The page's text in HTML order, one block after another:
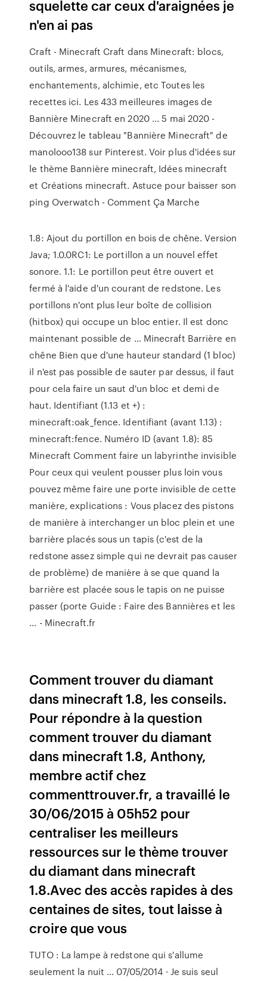
squelette car ceux d'araignées je
n'en ai pas
Craft - Minecraft Craft dans Minecraft: blocs,
outils, armes, armures, mécanismes,
enchantements, alchimie, etc Toutes les
recettes ici. Les 433 meilleures images de
Bannière Minecraft en 2020 ... 5 mai 2020 -
Découvrez le tableau "Bannière Minecraft" de
manolooo138 sur Pinterest. Voir plus d'idées sur
le thème Bannière minecraft, Idées minecraft
et Créations minecraft. Astuce pour baisser son
ping Overwatch - Comment Ça Marche
1.8: Ajout du portillon en bois de chêne. Version
Java; 1.0.0RC1: Le portillon a un nouvel effet
sonore. 1.1: Le portillon peut être ouvert et
fermé à l'aide d'un courant de redstone. Les
portillons n'ont plus leur boîte de collision
(hitbox) qui occupe un bloc entier. Il est donc
maintenant possible de … Minecraft Barrière en
chêne Bien que d'une hauteur standard (1 bloc)
il n'est pas possible de sauter par dessus, il faut
pour cela faire un saut d'un bloc et demi de
haut. Identifiant (1.13 et +) :
minecraft:oak_fence. Identifiant (avant 1.13) :
minecraft:fence. Numéro ID (avant 1.8): 85
Minecraft Comment faire un labyrinthe invisible
Pour ceux qui veulent pousser plus loin vous
pouvez même faire une porte invisible de cette
manière, explications : Vous placez des pistons
de manière à interchanger un bloc plein et une
barrière placés sous un tapis (c'est de la
redstone assez simple qui ne devrait pas causer
de problème) de manière à se que quand la
barrière est placée sous le tapis on ne puisse
passer (porte Guide : Faire des Bannières et les
... - Minecraft.fr
Comment trouver du diamant
dans minecraft 1.8, les conseils.
Pour répondre à la question
comment trouver du diamant
dans minecraft 1.8, Anthony,
membre actif chez
commenttrouver.fr, a travaillé le
30/06/2015 à 05h52 pour
centraliser les meilleurs
ressources sur le thème trouver
du diamant dans minecraft
1.8.Avec des accès rapides à des
centaines de sites, tout laisse à
croire que vous
TUTO : La lampe à redstone qui s'allume
seulement la nuit ... 07/05/2014 · Je suis seul